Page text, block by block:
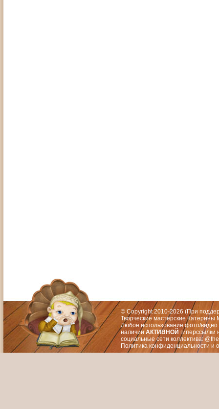
© Copyright 2010-2026 (При
Творческие мастерские
Любое использование фото/видео
наличии АКТИВНОЙ гиперссылки
социальные сети коллектива:
Политика конфиденциальности и